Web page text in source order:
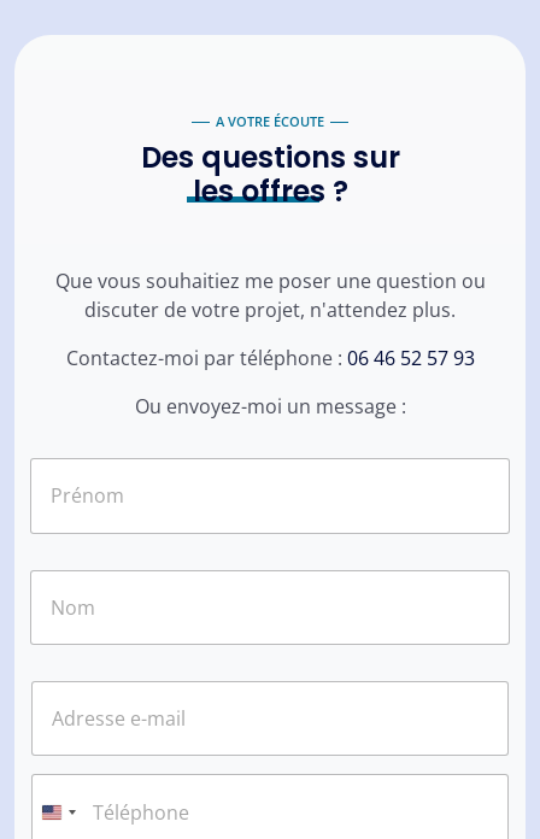
A VOTRE ÉCOUTE
Des questions sur
les offres ?
Que vous souhaitiez me poser une question ou
discuter de votre projet, n'attendez plus.
Contactez-moi par téléphone : 06 46 52 57 93
Ou envoyez-moi un message :
E
a
iT